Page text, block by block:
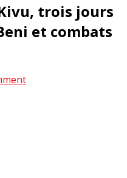
trois jours
et combats